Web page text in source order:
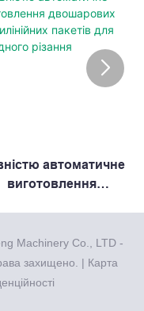
автоматичне
виготовлення
холодного різання
Machinery Co., LTD -
захищено. | Карта